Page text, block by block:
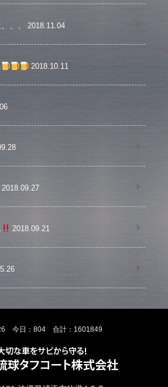
、、 2018.11.04
2018.10.11
2018.09.27
2018.09.21
今日：804 合計：1601849